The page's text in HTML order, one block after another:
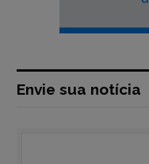
Envie sua notícia